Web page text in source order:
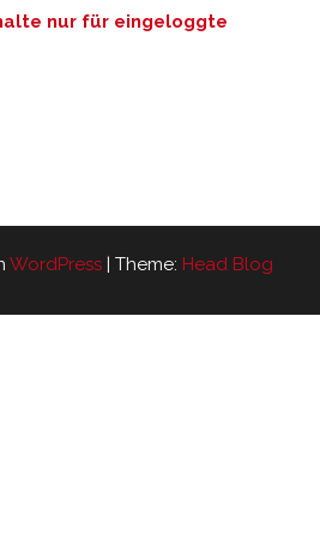
nur für eingeloggte
WordPress | Theme: Head Blog